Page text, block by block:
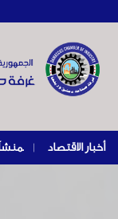
أخبار الاقتصاد |